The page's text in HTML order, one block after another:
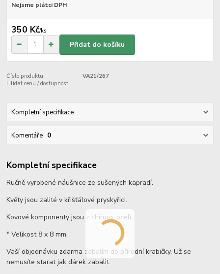
Nejsme plátci DPH
350 Kč/ks
Přidat do košíku
Číslo produktu:
VA21/267
Hlídat cenu / dostupnost
Kompletní specifikace
Komentáře 0
Kompletní specifikace
Ručně vyrobené náušnice ze sušených kapradí.
Květy jsou zalité v křišťálové pryskyřici.
Kovové komponenty jsou z chirurg. oceli.
* Velikost 8 x 8 mm.
Vaší objednávku zdarma zabalím do přírodní krabičky. Už se
nemusíte starat jak dárek zabalit.